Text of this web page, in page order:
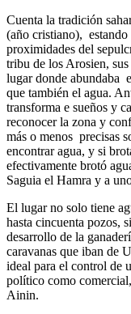
Cuenta la tradición
(año cristiano),
proximidades del
tribu de los Arosien,
lugar donde abundaba
que también el agua.
transforma e sueños y
reconocer la zona y
más o menos precisas
encontrar agua, y si
efectivamente brotó
Saguia el Hamra y a
El lugar no solo tiene
hasta cincuenta pozos,
desarrollo de la
caravanas que iban de
ideal para el control de
político como
Ainin.